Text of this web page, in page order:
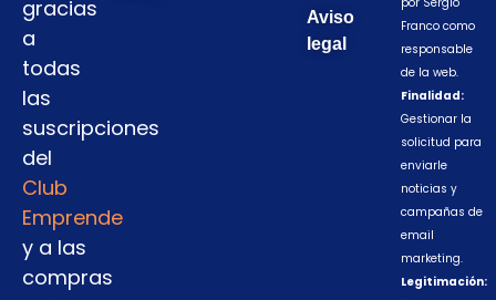
gracias
a
todas
las
suscripciones
del
Club
Emprende
y a las
compras
Aviso
legal
Franco como
responsable
de la web.
Finalidad:
Gestionar la
solicitud para
enviarle
noticias y
campañas de
email
marketing.
Legitimación: